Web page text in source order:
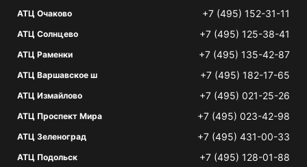
АТЦ Очаково +7 (495) 152-31-11
АТЦ Солнцево +7 (495) 125-38-41
АТЦ Раменки +7 (495) 135-42-87
АТЦ Варшавское ш +7 (495) 182-17-65
АТЦ Измайлово +7 (495) 021-25-26
АТЦ Проспект Мира +7 (495) 023-42-98
АТЦ Зеленоград +7 (495) 431-00-33
АТЦ Подольск +7 (495) 128-01-88